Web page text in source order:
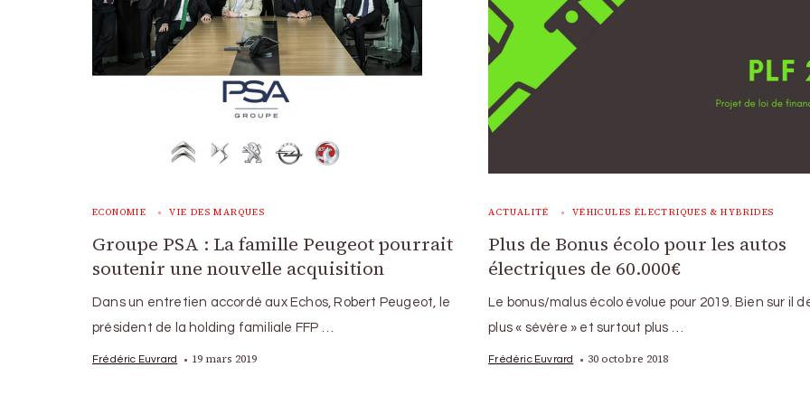
ECONOMIE VIE DES MARQUES
Groupe PSA : La famille Peugeot pourrait
soutenir une nouvelle acquisition
Dans un entretien accordé aux Echos, Robert Peugeot, le
président de la holding familiale FFP …
Frédéric Euvrard 19 mars 2019
ACTUALITÉ VÉHICULES ÉLECTRIQUES & HYBRIDES
Plus de Bonus écolo pour les autos
électriques de 60.000€
Le bonus/malus écolo évolue pour 2019. Bien sur il
plus « sévère » et surtout plus …
Frédéric Euvrard 30 octobre 2018